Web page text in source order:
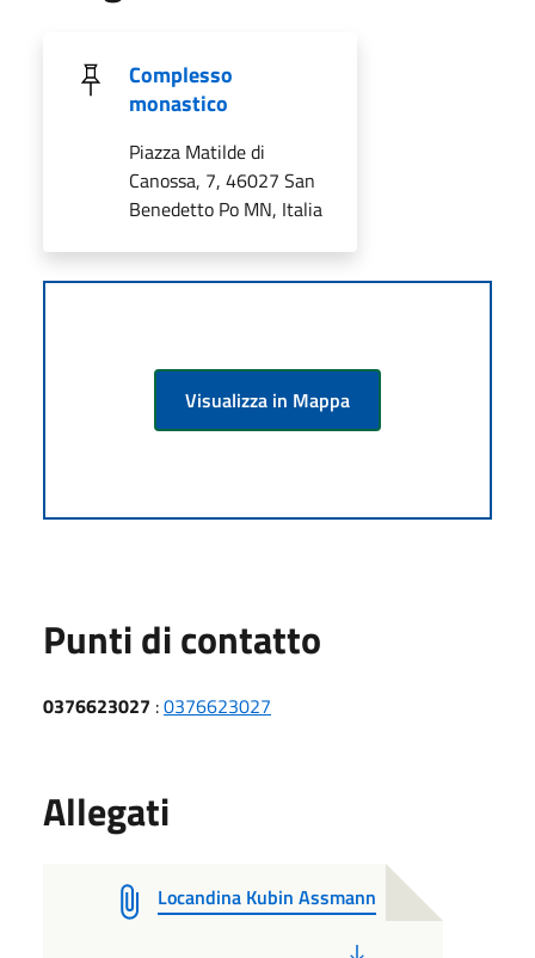
Complesso
monastico
Piazza Matilde di
Canossa, 7, 46027 San
Benedetto Po MN, Italia
Visualizza in Mappa
Punti di contatto
0376623027 :0376623027
Allegati
Locandina Kubin Assmann